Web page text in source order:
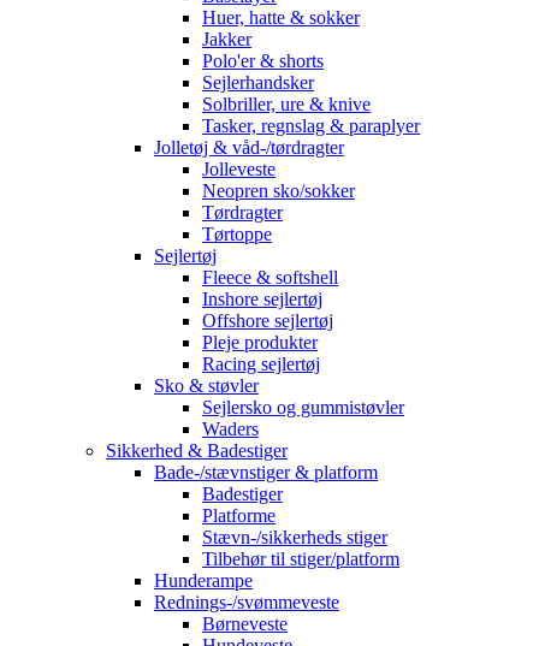
Huer, hatte & sokker
Jakker
Polo'er & shorts
Sejlerhandsker
Solbriller, ure & knive
Tasker, regnslag & paraplyer
Jolletøj & våd-/tørdragter
Jolleveste
Neopren sko/sokker
Tørdragter
Tørtoppe
Sejlertøj
Fleece & softshell
Inshore sejlertøj
Offshore sejlertøj
Pleje produkter
Racing sejlertøj
Sko & støvler
Sejlersko og gummistøvler
Waders
Sikkerhed & Badestiger
Bade-/stævnstiger & platform
Badestiger
Platforme
Stævn-/sikkerheds stiger
Tilbehør til stiger/platform
Hunderampe
Rednings-/svømmeveste
Børneveste